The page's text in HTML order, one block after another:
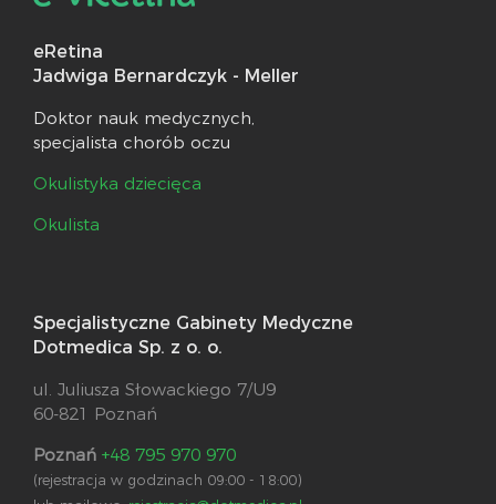
eRetina
Jadwiga Bernardczyk - Meller
Doktor nauk medycznych,
specjalista chorób oczu
Okulistyka dziecięca
Okulista
Specjalistyczne Gabinety Medyczne
Dotmedica Sp. z o. o.
ul. Juliusza Słowackiego 7/U9
60-821 Poznań
Poznań +48 795 970 970
(rejestracja w godzinach 09:00 - 18:00)